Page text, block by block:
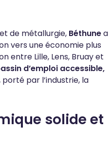
de métallurgie, Béthunea
vers une économie plus
entre Lille, Lens, Bruay et
d’emploi accessible,
porté par l’industrie, la
solide et